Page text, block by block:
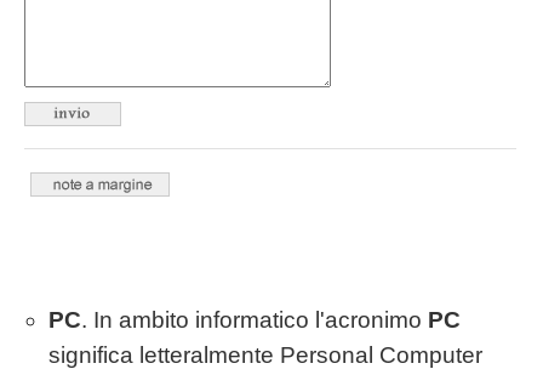
PC. In ambito informatico l'acronimo PC
significa letteralmente Personal Computer